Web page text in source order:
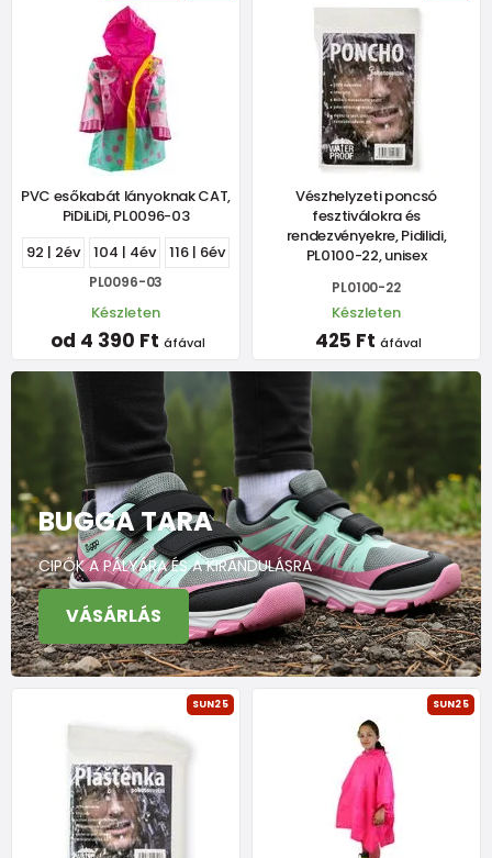
PVC esőkabát lányoknak CAT,
PiDiLiDi, PL0096-03
92 | 2év
104 | 4év 116 | 6év
PL0096-03
Készleten
od 4 390 Ft áfával
Vészhelyzeti poncsó
fesztiválokra és
rendezvényekre, Pidilidi,
PL0100-22, unisex
PL0100-22
Készleten
425 Ft áfával
BUGGA TARA
CIPŐK A PÁLYÁRA ÉS A KIRÁNDULÁSRA
VÁSÁRLÁS
SUN25 SUN25